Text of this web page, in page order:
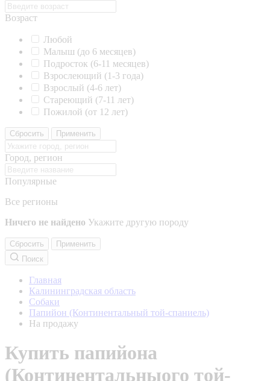
Возраст
Любой
Малыш (до 6 месяцев)
Подросток (6-11 месяцев)
Взрослеющий (1-3 года)
Взрослый (4-6 лет)
Стареющий (7-11 лет)
Пожилой (от 12 лет)
Сбросить Применить
Город, регион
Популярные
Все регионы
Ничего не найдено Укажите другую породу
Сбросить
Применить
Поиск
Главная
Калининградская область
Собаки
Папийон (Континентальный той-спаниель)
На продажу
Купить папийона
(Континентальныого той-